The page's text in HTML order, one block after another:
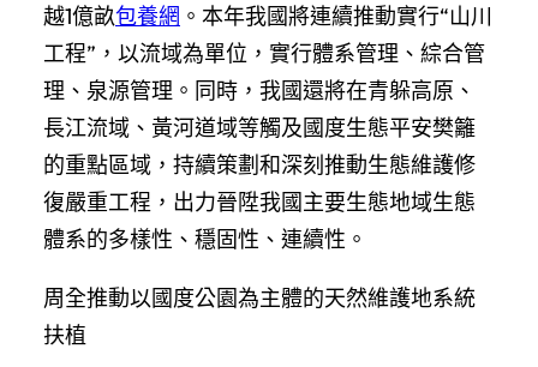
越1億畝包養網 。本年我國將連續推動實行“山川
工程”，以流域為單位，實行體系管理、綜合管
理、泉源管理。同時，我國還將在青躲高原、
長江流域、黃河道域等觸及國度生態平安樊籬
的重點區域，持續策劃和深刻推動生態維護修
復嚴重工程，出力晉陞我國主要生態地域生態
體系的多樣性、穩固性、連續性。
周全推動以國度公園為主體的天然維護地系統
扶植